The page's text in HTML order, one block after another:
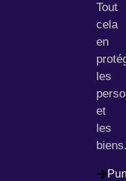
Tout
cela
en
les
et
les